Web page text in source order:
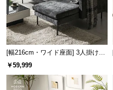
梱
設
置
サ
ー
ビ
ス
に
[幅216cm・ワイド座面] 3人掛けカ
ウチソファ ブラックスチール脚 L
￥59,999